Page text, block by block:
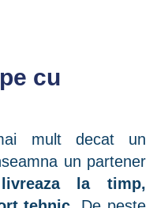
cu
mult decat un
un partener
livreaza la timp,